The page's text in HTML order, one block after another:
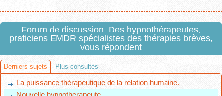
Forum de discussion. Des hypnothérapeutes,
praticiens EMDR spécialistes des thérapies brèves,
vous répondent
Derniers sujets Plus consultés
La puissance thérapeutique de la relation humaine.
Nouvelle hypnotherapeute